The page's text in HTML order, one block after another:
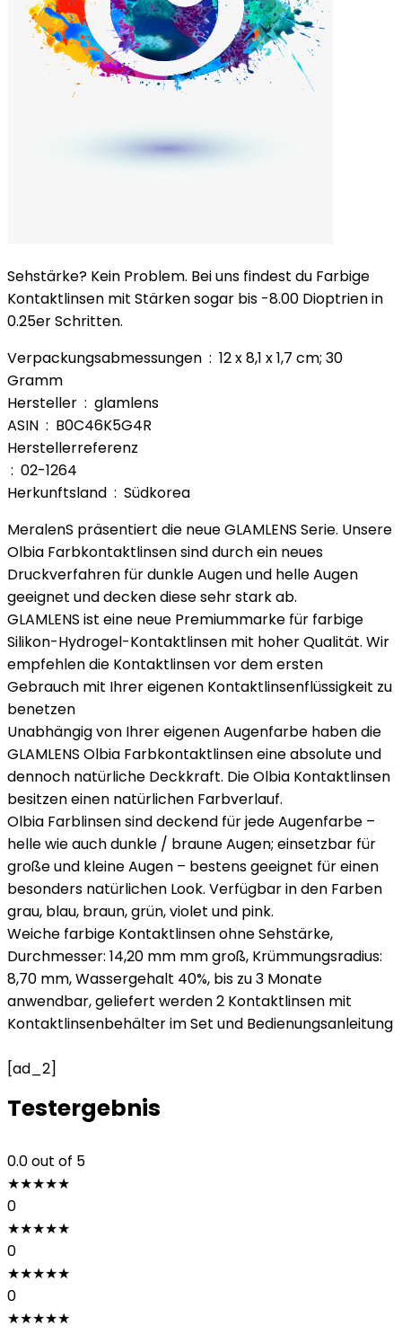
Sehstärke? Kein Problem. Bei uns findest du Farbige
Kontaktlinsen mit Stärken sogar bis -8.00 Dioptrien in
0.25er Schritten.
Verpackungsabmessungen ‏ : ‎ 12 x 8,1 x 1,7 cm; 30
Gramm
Hersteller ‏ : ‎ glamlens
ASIN ‏ : ‎ B0C46K5G4R
Herstellerreferenz
‏ : ‎ 02-1264
Herkunftsland ‏ : ‎ Südkorea
MeralenS präsentiert die neue GLAMLENS Serie. Unsere
Olbia Farbkontaktlinsen sind durch ein neues
Druckverfahren für dunkle Augen und helle Augen
geeignet und decken diese sehr stark ab.
GLAMLENS ist eine neue Premiummarke für farbige
Silikon-Hydrogel-Kontaktlinsen mit hoher Qualität. Wir
empfehlen die Kontaktlinsen vor dem ersten
Gebrauch mit Ihrer eigenen Kontaktlinsenflüssigkeit zu
benetzen
Unabhängig von Ihrer eigenen Augenfarbe haben die
GLAMLENS Olbia Farbkontaktlinsen eine absolute und
dennoch natürliche Deckkraft. Die Olbia Kontaktlinsen
besitzen einen natürlichen Farbverlauf.
Olbia Farblinsen sind deckend für jede Augenfarbe –
helle wie auch dunkle / braune Augen; einsetzbar für
große und kleine Augen – bestens geeignet für einen
besonders natürlichen Look. Verfügbar in den Farben
grau, blau, braun, grün, violet und pink.
Weiche farbige Kontaktlinsen ohne Sehstärke,
Durchmesser: 14,20 mm mm groß, Krümmungsradius:
8,70 mm, Wassergehalt 40%, bis zu 3 Monate
anwendbar, geliefert werden 2 Kontaktlinsen mit
Kontaktlinsenbehälter im Set und Bedienungsanleitung
[ad_2]
Testergebnis
0.0out of 5
★★★★★
0
★★★★★
0
★★★★★
0
★★★★★